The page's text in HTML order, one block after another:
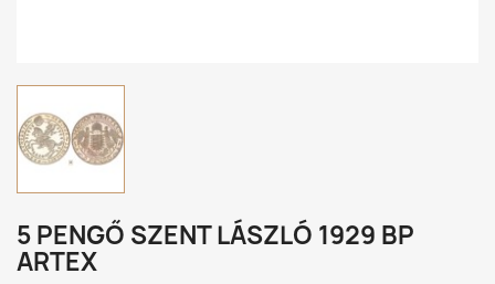
5 PENGŐ SZENT LÁSZLÓ 1929 BP
ARTEX